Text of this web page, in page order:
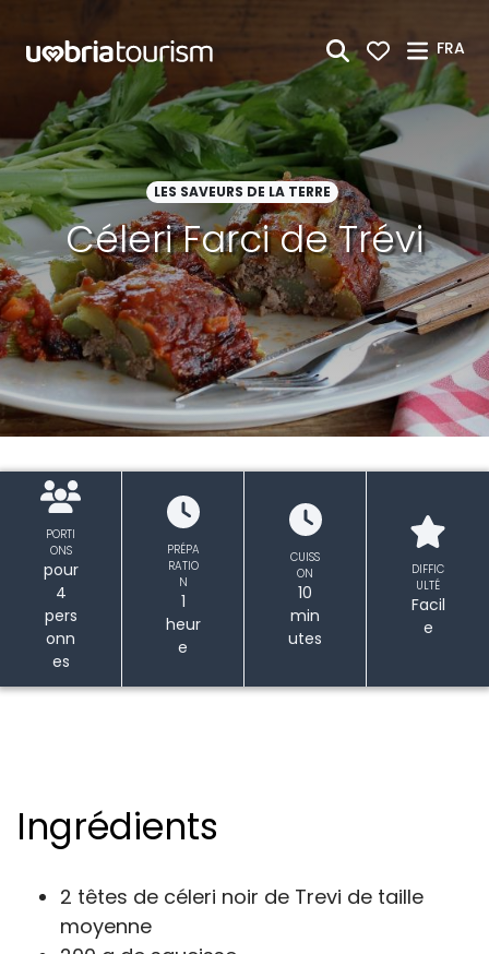
FRA
LES SAVEURS DE LA TERRE
Céleri Farci de Trévi
PORTI
ONS
pour
4
pers
onn
es
PRÉPA
RATIO
N
1
heur
e
CUISS
ON
10
min
utes
DIFFIC
ULTÉ
Facil
e
Ingrédients
2 têtes de céleri noir de Trevi de taille
moyenne